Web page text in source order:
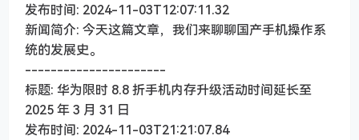
发布时间: 2024-11-03T12:07:11.32
新闻简介: 今天这篇文章，我们来聊聊国产手机操作系
统的发展史。
----------------------
标题: 华为限时 8.8 折手机内存升级活动时间延长至
2025 年 3 月 31 日
发布时间: 2024-11-03T21:21:07.84